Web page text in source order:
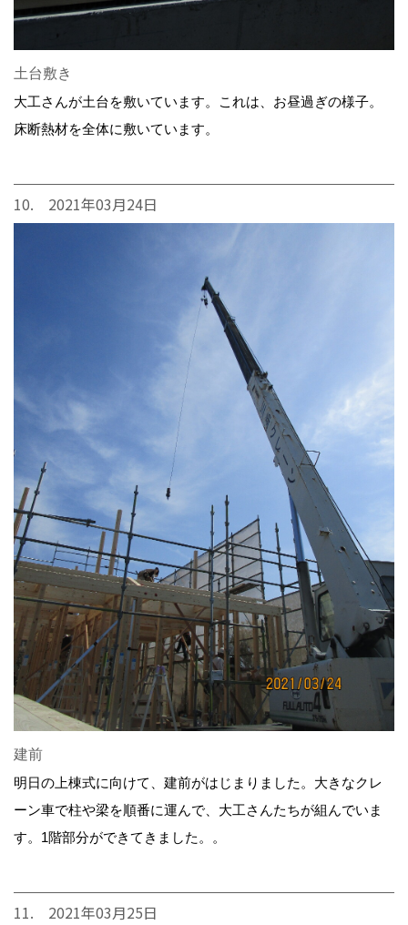
土台敷き
大工さんが土台を敷いています。これは、お昼過ぎの様子。
床断熱材を全体に敷いています。
10. 2021年03月24日
建前
明日の上棟式に向けて、建前がはじまりました。大きなクレ
ーン車で柱や梁を順番に運んで、大工さんたちが組んでいま
す。1階部分ができてきました。。
11. 2021年03月25日